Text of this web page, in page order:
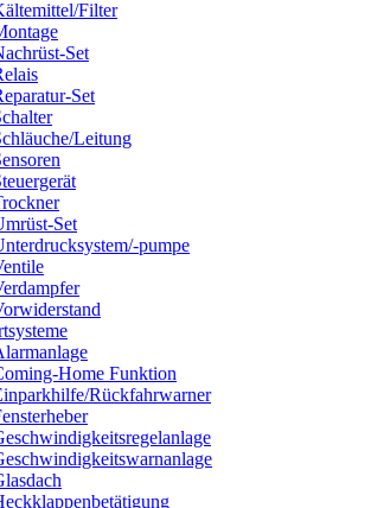
Filter
Set
Set
Leitung
Set
pumpe
Home Funktion
Rückfahrwarner